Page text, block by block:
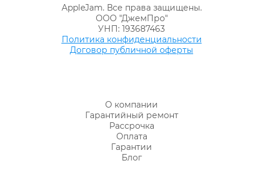
AppleJam. Все права защищены.
ООО "ДжемПро"
УНП: 193687463
Политика конфиденциальности
Договор публичной оферты
О компании
Гарантийный ремонт
Рассрочка
Оплата
Гарантии
Блог